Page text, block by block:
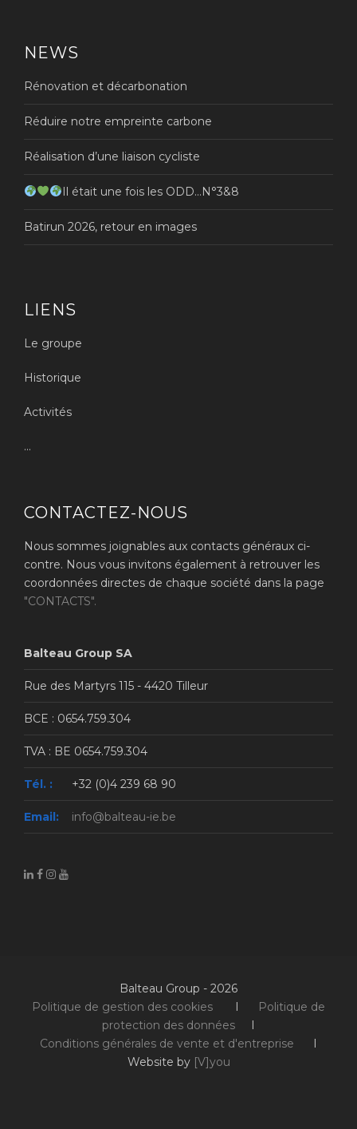
NEWS
Rénovation et décarbonation
Réduire notre empreinte carbone
Réalisation d’une liaison cycliste
Il était une fois les ODD…N°3&8
Batirun 2026, retour en images
LIENS
Le groupe
Historique
Activités
...
CONTACTEZ-NOUS
Nous sommes joignables aux contacts généraux ci-
contre. Nous vous invitons également à retrouver les
coordonnées directes de chaque société dans la page
"CONTACTS".
Balteau Group SA
Rue des Martyrs 115 - 4420 Tilleur
BCE : 0654.759.304
TVA : BE 0654.759.304
Tél. : +32 (0)4 239 68 90
Email: info@balteau-ie.be
Balteau Group - 2026
Politique de gestion des cookies I
Politique de
protection des données I
Conditions générales de vente et d'entreprise I
Website by [V]you